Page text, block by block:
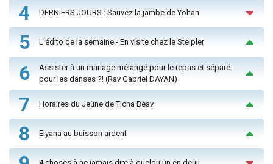
4 DERNIERS JOURS : Sauvez la jambe de Yohan
5 L'édito de la semaine - En visite chez le Steipler
6
Assister à un mariage mélangé pour le repas et séparé
pour les danses ?! (Rav Gabriel DAYAN)
7 Horaires du Jeûne de Ticha Béav
8 Elyana au buisson ardent